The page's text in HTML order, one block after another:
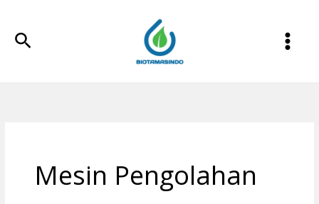
konten
Cari
Mesin Pengolahan